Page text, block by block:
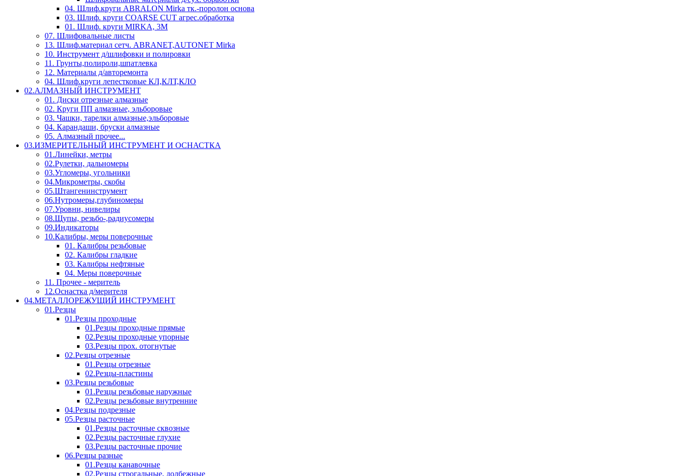
04. Шлиф.круги ABRALON Mirka тк.-поролон основа
03. Шлиф. круги COARSE CUT агрес.обработка
01. Шлиф. круги MIRKA, 3M
07. Шлифовальные листы
13. Шлиф.материал сетч. ABRANET,AUTONET Mirka
10. Инструмент д/шлифовки и полировки
11. Грунты,полироли,шпатлевка
12. Материалы д/авторемонта
04. Шлиф.круги лепестковые КЛ,КЛТ,КЛО
02.АЛМАЗНЫЙ ИНСТРУМЕНТ
01. Диски отрезные алмазные
02. Круги ПП алмазные, эльборовые
03. Чашки, тарелки алмазные,эльборовые
04. Карандаши, бруски алмазные
05. Алмазный прочее...
03.ИЗМЕРИТЕЛЬНЫЙ ИНСТРУМЕНТ И ОСНАСТКА
01.Линейки, метры
02.Рулетки, дальномеры
03.Угломеры, угольники
04.Микрометры, скобы
05.Штангенинструмент
06.Нутромеры,глубиномеры
07.Уровни, нивелиры
08.Щупы, резьбо-,радиусомеры
09.Индикаторы
10.Калибры, меры поверочные
01. Калибры резьбовые
02. Калибры гладкие
03. Калибры нефтяные
04. Меры поверочные
11. Прочее - меритель
12.Оснастка д/мерителя
04.МЕТАЛЛОРЕЖУЩИЙ ИНСТРУМЕНТ
01.Резцы
01.Резцы проходные
01.Резцы проходные прямые
02.Резцы проходные упорные
03.Резцы прох. отогнутые
02.Резцы отрезные
01.Резцы отрезные
02.Резцы-пластины
03.Резцы резьбовые
01.Резцы резьбовые наружные
02.Резцы резьбовые внутренние
04.Резцы подрезные
05.Резцы расточные
01.Резцы расточные сквозные
02.Резцы расточные глухие
03.Резцы расточные прочие
06.Резцы разные
01.Резцы канавочные
02.Резцы строгальные, долбежные